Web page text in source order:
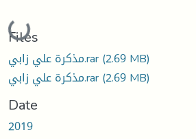
Loading...
Files
مذكرة علي زابي.rar(2.69 MB)
مذكرة علي زابي.rar(2.69 MB)
Date
2019